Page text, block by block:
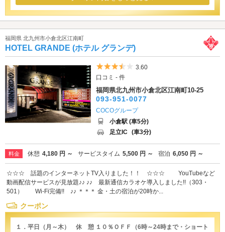
福岡県 北九州市小倉北区江南町
HOTEL GRANDE (ホテル グランデ)
5つ星のうち3.5
3.60
口コミ - 件
福岡県北九州市小倉北区江南町10-25
093-951-0077
COCOグループ
小倉駅 (車5分)
足立IC (車3分)
料金 休憩 4,180 円 ～ サービスタイム 5,500 円 ～ 宿泊 6,050 円 ～
☆☆☆ 話題のインターネットTV入りました！！ ☆☆☆ YouTubeなど
動画配信サービスが見放題♪♪ ♪♪ 最新通信カラオケ導入しました!!（303・
501） Wi-Fi完備!! ♪♪ ＊＊＊ 金・土の宿泊が20時か...
クーポン
１．平日（月～木） 休 憩 １０％ＯＦＦ（6時～24時まで・ショート